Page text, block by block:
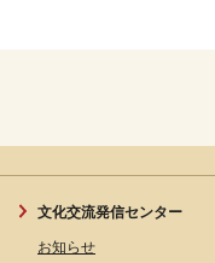
文化交流発信センター
お知らせ